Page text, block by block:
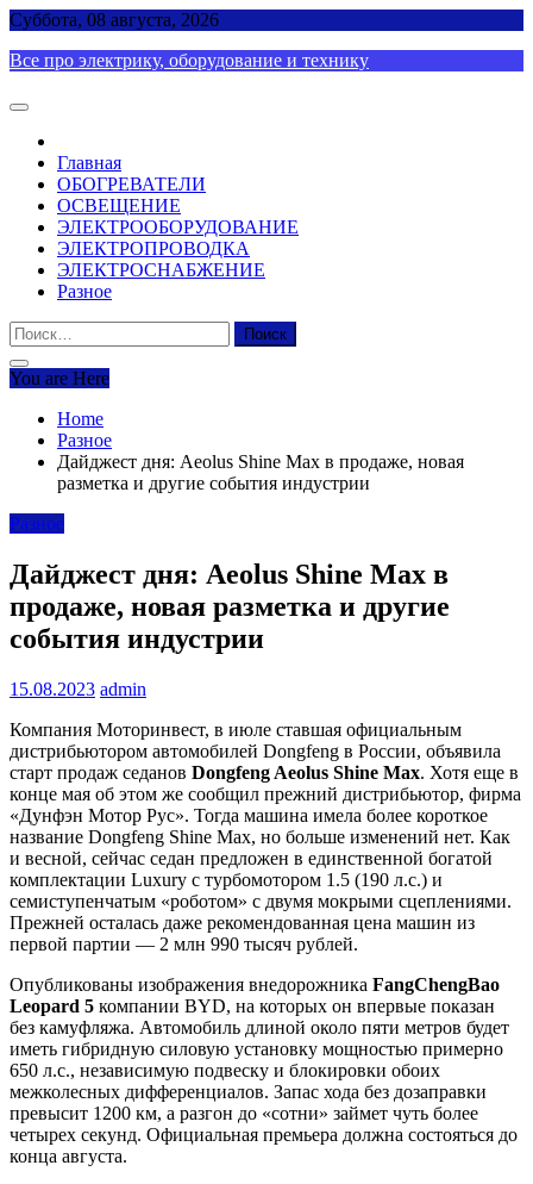
Skip
content
Суббота, 08 августа, 2026
Все про электрику, оборудование и технику
Главная
ОБОГРЕВАТЕЛИ
ОСВЕЩЕНИЕ
ЭЛЕКТРООБОРУДОВАНИЕ
ЭЛЕКТРОПРОВОДКА
ЭЛЕКТРОСНАБЖЕНИЕ
Разное
Найти:
You are Here
Home
Разное
Дайджест дня: Aeolus Shine Max в продаже, новая
разметка и другие события индустрии
Разное
Дайджест дня: Aeolus Shine Max в
продаже, новая разметка и другие
события индустрии
15.08.2023 admin
Компания Моторинвест, в июле ставшая официальным
дистрибьютором автомобилей Dongfeng в России, объявила
старт продаж седанов Dongfeng Aeolus Shine Max. Хотя еще в
конце мая об этом же сообщил прежний дистрибьютор, фирма
«Дунфэн Мотор Рус». Тогда машина имела более короткое
название Dongfeng Shine Max, но больше изменений нет. Как
и весной, сейчас седан предложен в единственной богатой
комплектации Luxury с турбомотором 1.5 (190 л.с.) и
семиступенчатым «роботом» с двумя мокрыми сцеплениями.
Прежней осталась даже рекомендованная цена машин из
первой партии — 2 млн 990 тысяч рублей.
Опубликованы изображения внедорожника FangChengBao
Leopard 5 компании BYD, на которых он впервые показан
без камуфляжа. Автомобиль длиной около пяти метров будет
иметь гибридную силовую установку мощностью примерно
650 л.с., независимую подвеску и блокировки обоих
межколесных дифференциалов. Запас хода без дозаправки
превысит 1200 км, а разгон до «сотни» займет чуть более
четырех секунд. Официальная премьера должна состояться до
конца августа.